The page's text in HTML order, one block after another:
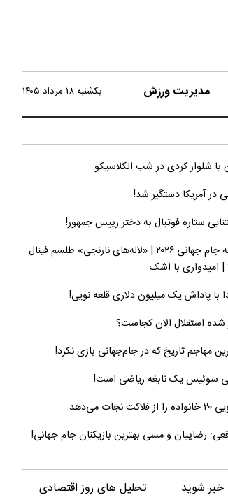
مدیریت ورزش یکشنبه ۱۸ مرداد ۱۴۰۵
شلوار کردی در شب الکلاسیکو
در آمریکا دستگیر شد!
ستاره فوتبال به دختر رییس جمهور!
هلند در آستانه جام جهانی ۲۰۲۶ | «لاله‌های نارنجی» طلسم فینال
| امیدواری با اشک
با پاداش یک میلیون دلاری قلعه نویی!
شده استقلال الان کجاست؟
مهاجم تاریخ که در جام‌جهانی بازی نکرد!
سوئیس یک نابغه ریاضی است!
می‌دهد
جام جهانی!
خبر شوید
تحلیل های روز اقتصادی